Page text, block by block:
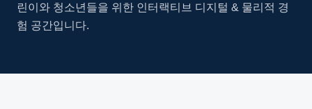
린이와 청소년들을 위한 인터랙티브 디지털 & 물리적 경
험 공간입니다.